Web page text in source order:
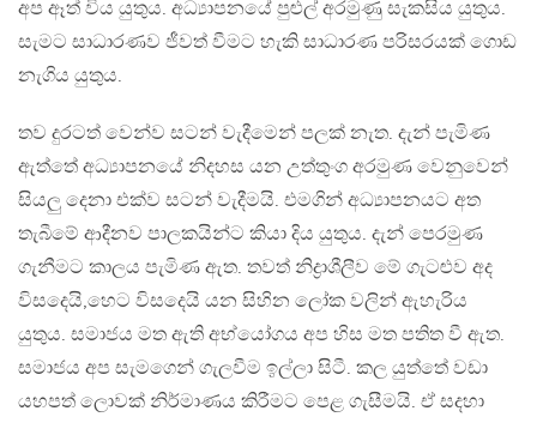
අප ඈත් විය යුතුය. අධ්‍යාපනයේ පුළුල් අරමුණු සැකසිය යුතුය.
සැමට සාධාරණව ජීවත් වීමට හැකි සාධාරණ පරිසරයක් ගොඩ
නැගිය යුතුය.
තව දුරටත් වෙන්ව සටන් වැදීමෙන් පලක් නැත. දැන් පැමිණ
ඇත්තේ අධ්‍යාපනයේ නිදහස යන උත්තුංග අරමුණ වෙනුවෙන්
සියලු දෙනා එක්ව සටන් වැදීමයි. එමගින් අධ්‍යාපනයට අත
තැබීමේ ආදීනව පාලකයින්ට කියා දිය යුතුය. දැන් පෙරමුණ
ගැනීමට කාලය පැමිණ ඇත. තවත් නිද්‍රාශීලීව මේ ගැටළුව අද
විසදෙයි,හෙට විසදෙයි යන සිහින ලෝක වලින් ඇහැරිය
යුතුය. සමාජය මත ඇති අභ්යෝගය අප හිස මත පතිත වී ඇත.
සමාජය අප සැමගෙන් ගැලවීම ඉල්ලා සිටී. කල යුත්තේ වඩා
යහපත් ලොවක් නිර්මාණය කිරීමට පෙළ ගැසීමයි. ඒ සදහා